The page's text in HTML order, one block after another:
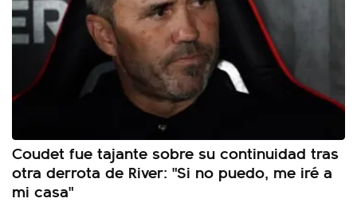
Coudet fue tajante sobre su continuidad tras
otra derrota de River: "Si no puedo, me iré a
mi casa"